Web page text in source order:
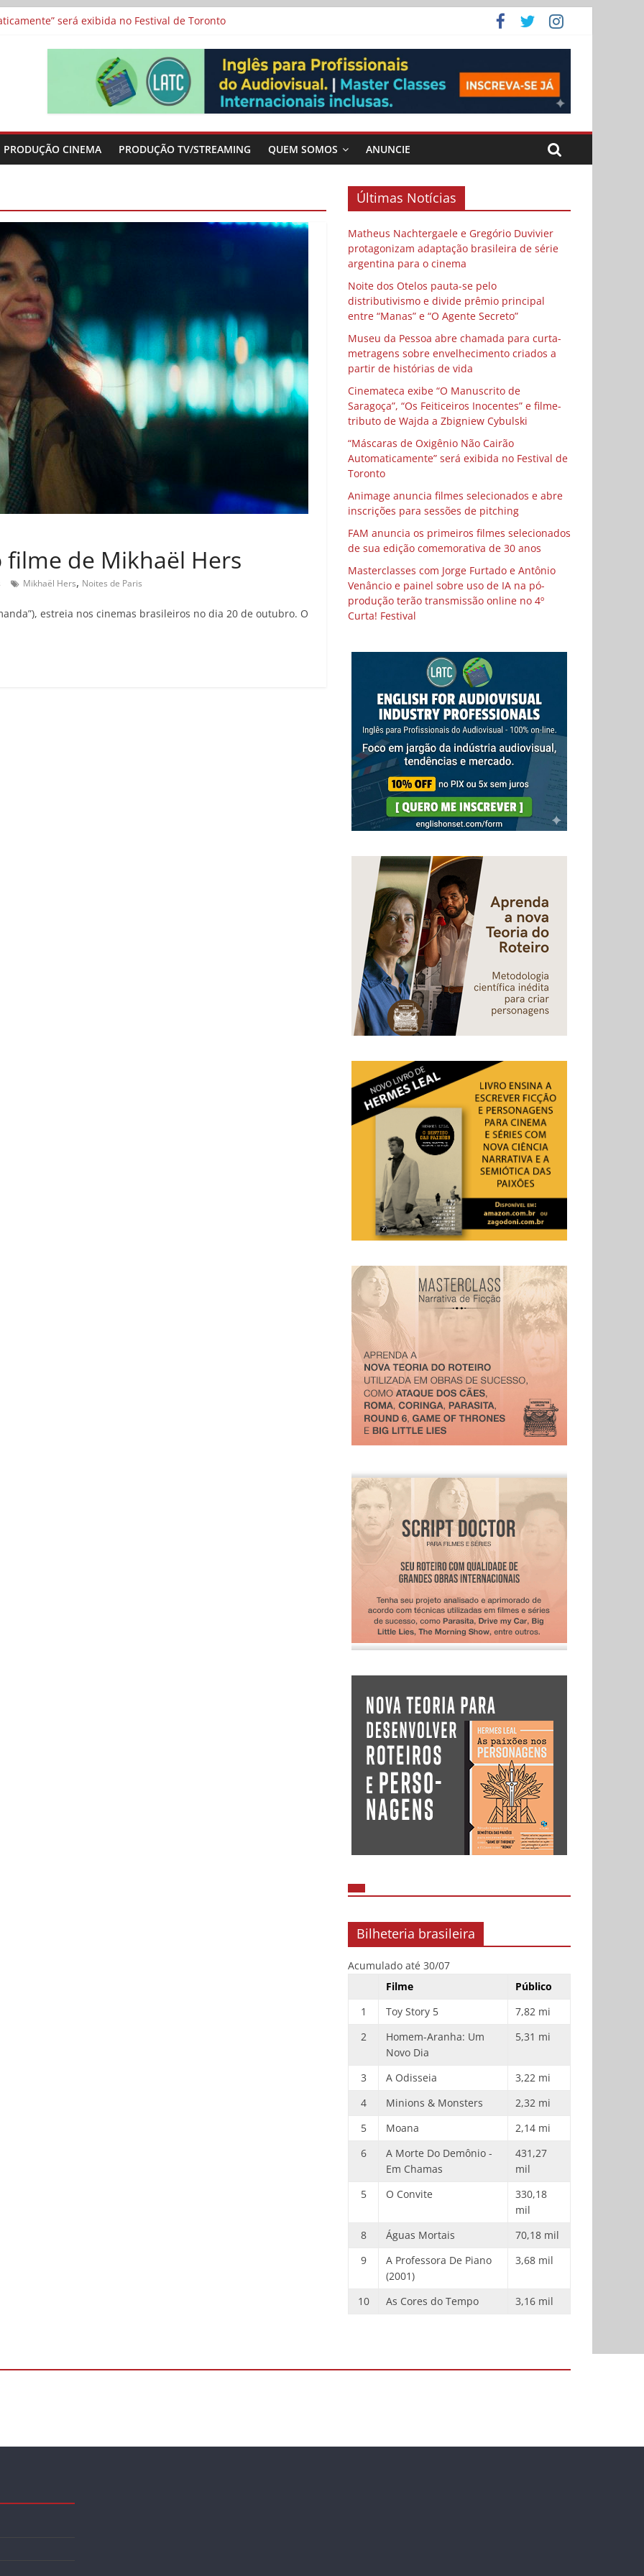
“Os Feiticeiros Inocentes” e filme-tributo de Wajda a Zbigniew Cybulski
será exibida no Festival de Toronto
e divide prêmio principal entre “Manas” e “O Agente Secreto”
metragens sobre envelhecimento criados a partir de histórias de vida
PRODUÇÃO CINEMA PRODUÇÃO TV/STREAMING QUEM SOMOS ANUNCIE
filme de Mikhaël Hers
Mikhaël Hers, Noites de Paris
estreia nos cinemas brasileiros no dia 20 de outubro. O
Últimas Notícias
Matheus Nachtergaele e Gregório Duvivier
protagonizam adaptação brasileira de série
argentina para o cinema
Noite dos Otelos pauta-se pelo
distributivismo e divide prêmio principal
entre “Manas” e “O Agente Secreto”
Museu da Pessoa abre chamada para curta-
metragens sobre envelhecimento criados a
partir de histórias de vida
Cinemateca exibe “O Manuscrito de
Saragoça”, “Os Feiticeiros Inocentes” e filme-
tributo de Wajda a Zbigniew Cybulski
“Máscaras de Oxigênio Não Cairão
Automaticamente” será exibida no Festival de
Toronto
Animage anuncia filmes selecionados e abre
inscrições para sessões de pitching
FAM anuncia os primeiros filmes selecionados
de sua edição comemorativa de 30 anos
Masterclasses com Jorge Furtado e Antônio
Venâncio e painel sobre uso de IA na pó-
produção terão transmissão online no 4º
Curta! Festival
Bilheteria brasileira
Acumulado até 30/07
Filme
Público
1
Toy Story 5
7,82 mi
2
Homem-Aranha: Um
Novo Dia
5,31 mi
3 A Odisseia
3,22 mi
4
Minions & Monsters
2,32 mi
5
Moana
2,14 mi
6
A Morte Do Demônio -
Em Chamas
431,27
mil
5
O Convite
330,18
mil
8
Águas Mortais
70,18 mil
9
A Professora De Piano
(2001)
3,68 mil
10 As Cores do Tempo 3,16 mil